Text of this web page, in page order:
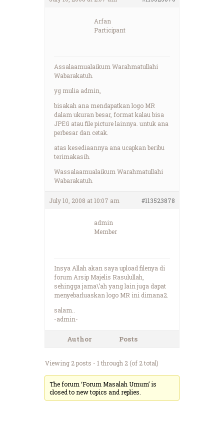
Arfan
Participant
Assalaamualaikum Warahmatullahi
Wabarakatuh.
yg mulia admin,
bisakah ana mendapatkan logo MR
dalam ukuran besar, format kalau bisa
JPEG atau file picture lainnya. untuk ana
perbesar dan cetak.
atas kesediaannya ana ucapkan beribu
terimakasih.
Wassalaamualaikum Warahmatullahi
Wabarakatuh.
July 10, 2008 at 10:07 am #113523878
admin
Member
Insya Allah akan saya upload filenya di
forum Arsip Majelis Rasulullah,
sehingga jama\’ah yang lain juga dapat
menyebarluaskan logo MR ini dimana2.
salam..
-admin-
Author Posts
Viewing 2 posts - 1 through 2 (of 2 total)
The forum ‘Forum Masalah Umum’ is
closed to new topics and replies.